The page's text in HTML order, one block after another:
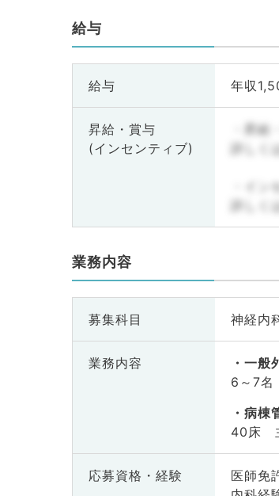
給与
給与 年収
昇給・賞与
(インセンティブ)
・昇給
詳し
・イン
詳し
業務内容
募集科目 神経内
業務内容
一般
6～7名
病棟
40床
応募資格・ 経験
医師免